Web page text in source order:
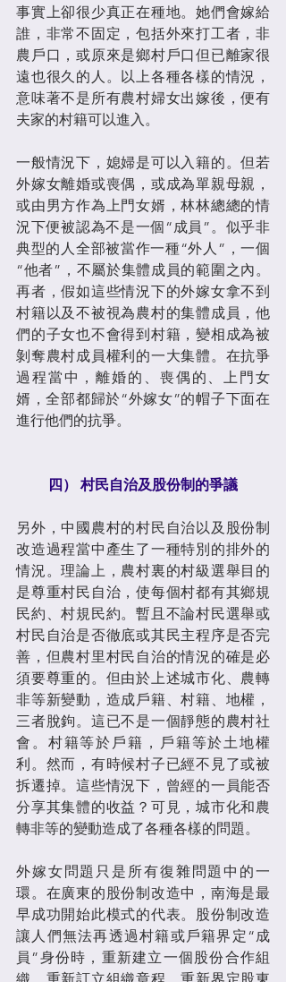
事實上卻很少真正在種地。她們會嫁給
誰，非常不固定，包括外來打工者，非
農戶口，或原來是鄉村戶口但已離家很
遠也很久的人。以上各種各樣的情況，
意味著不是所有農村婦女出嫁後，便有
夫家的村籍可以進入。
一般情況下，媳婦是可以入籍的。但若
外嫁女離婚或喪偶，或成為單親母親，
或由男方作為上門女婿，林林總總的情
況下便被認為不是一個“成員”。似乎非
典型的人全部被當作一種“外人”，一個
“他者”，不屬於集體成員的範圍之內。
再者，假如這些情況下的外嫁女拿不到
村籍以及不被視為農村的集體成員，他
們的子女也不會得到村籍，變相成為被
剝奪農村成員權利的一大集體。在抗爭
過程當中，離婚的、喪偶的、上門女
婿，全部都歸於“外嫁女”的帽子下面在
進行他們的抗爭。
四） 村民自治及股份制的爭議
另外，中國農村的村民自治以及股份制
改造過程當中產生了一種特別的排外的
情況。理論上，農村裏的村級選舉目的
是尊重村民自治，使每個村都有其鄉規
民約、村規民約。暫且不論村民選舉或
村民自治是否徹底或其民主程序是否完
善，但農村里村民自治的情況的確是必
須要尊重的。但由於上述城市化、農轉
非等新變動，造成戶籍、村籍、地權，
三者脫鉤。這已不是一個靜態的農村社
會。村籍等於戶籍，戶籍等於土地權
利。然而，有時候村子已經不見了或被
拆遷掉。這些情況下，曾經的一員能否
分享其集體的收益？可見，城市化和農
轉非等的變動造成了各種各樣的問題。
外嫁女問題只是所有復雜問題中的一
環。在廣東的股份制改造中，南海是最
早成功開始此模式的代表。股份制改造
讓人們無法再透過村籍或戶籍界定“成
員”身份時，重新建立一個股份合作組
織，重新訂立組織章程，重新界定股東